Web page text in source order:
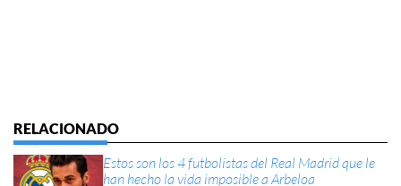
Estos son los 4 futbolistas del Real Madrid que le
han hecho la vida imposible a Arbeloa